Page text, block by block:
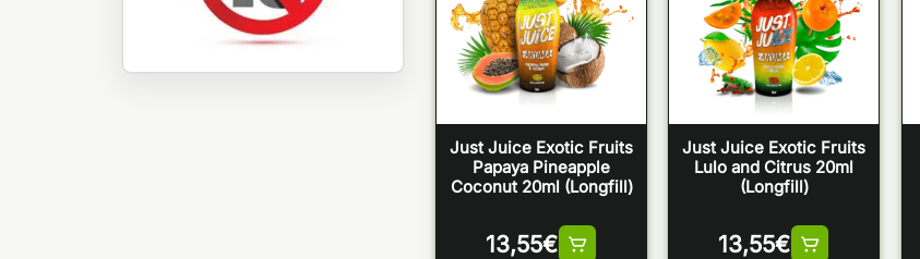
Just Juice Exotic Fruits
Papaya Pineapple
Coconut 20ml (Longfill)
13,55€
Just Juice Exotic Fruits
Lulo and Citrus 20ml
(Longfill)
13,55€